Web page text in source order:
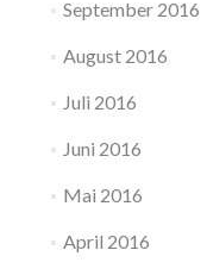
September 2016
August 2016
Juli 2016
Juni 2016
Mai 2016
April 2016